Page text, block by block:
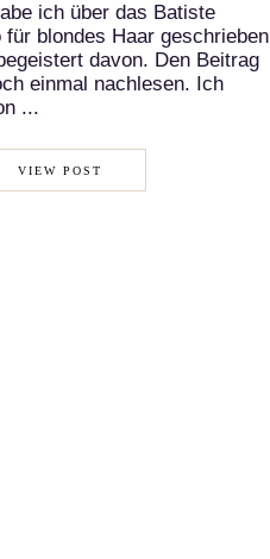
ich über das Batiste
für blondes Haar geschrieben
davon. Den Beitrag
einmal nachlesen. Ich
...
VIEW POST